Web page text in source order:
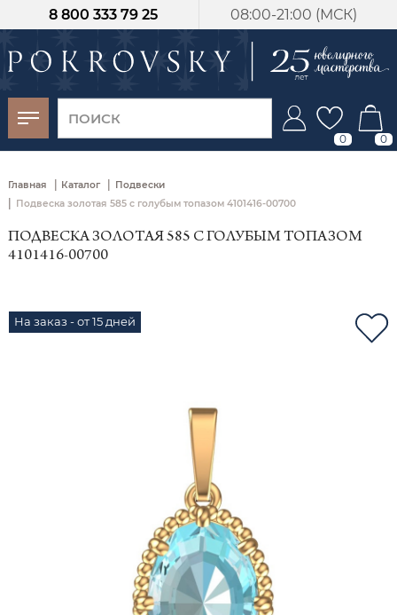
08:00-21:00 (МСК)
8 800 333 79 25
0 0
Главная | Каталог | Подвески
| Подвеска золотая 585 с голубым топазом 4101416-00700
ПОДВЕСКА ЗОЛОТАЯ 585 С ГОЛУБЫМ ТОПАЗОМ
4101416-00700
На заказ - от 15 дней
-30%
от 15 дней с
момента оплаты